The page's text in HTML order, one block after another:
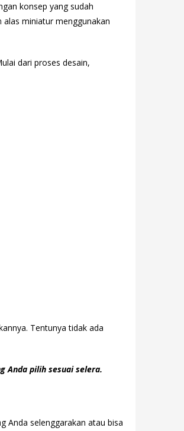
konsep yang sudah
miniatur menggunakan
dari proses desain,
Tentunya tidak ada
Anda pilih sesuai selera.
Anda selenggarakan atau bisa